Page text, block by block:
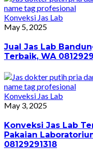
Konveksi Jas Lab
May 5, 2025
Jual Jas Lab
Terbaik, WA
Konveksi Jas Lab
May 3, 2025
Konveksi Jas Lab
Pakaian
08129291318